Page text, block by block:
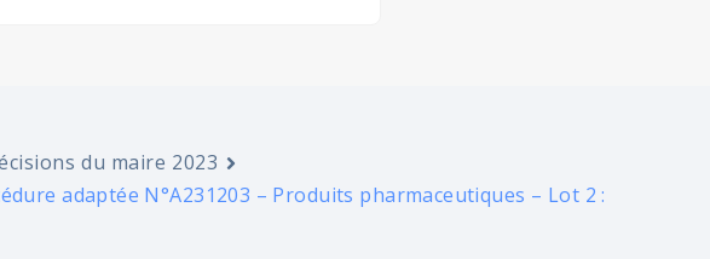
du maire 2023
adaptée N°A231203 – Produits pharmaceutiques – Lot 2 :